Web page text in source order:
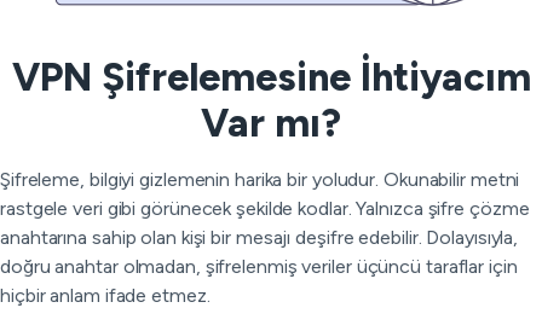
VPN Şifrelemesine İhtiyacım
Var mı?
Şifreleme, bilgiyi gizlemenin harika bir yoludur. Okunabilir metni
rastgele veri gibi görünecek şekilde kodlar. Yalnızca şifre çözme
anahtarına sahip olan kişi bir mesajı deşifre edebilir. Dolayısıyla,
doğru anahtar olmadan, şifrelenmiş veriler üçüncü taraflar için
hiçbir anlam ifade etmez.